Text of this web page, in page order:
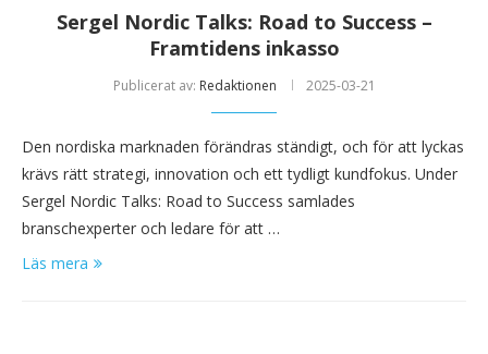
Sergel Nordic Talks: Road to Success –
Framtidens inkasso
Publicerat av: Redaktionen 2025-03-21
Den nordiska marknaden förändras ständigt, och för att lyckas
krävs rätt strategi, innovation och ett tydligt kundfokus. Under
Sergel Nordic Talks: Road to Success samlades
branschexperter och ledare för att …
Läs mera